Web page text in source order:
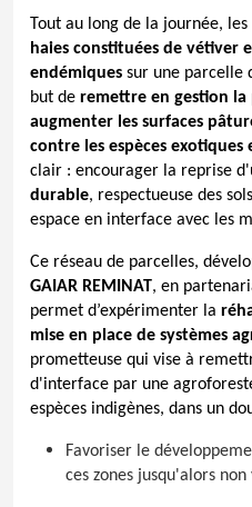
Tout au long de la journée,
haies constituées de vétiver
endémiques sur une parcelle
but de remettre en gestion la
augmenter les surfaces
contre les espèces exotiques
clair : encourager la reprise
durable, respectueuse des
espace en interface avec les
Ce réseau de parcelles,
GAIAR REMINAT, en
permet d’expérimenter la
mise en place de systèmes
prometteuse qui vise à
d'interface par une
espèces indigènes, dans un
Favoriser le
ces zones jusqu'alors